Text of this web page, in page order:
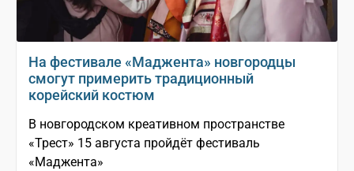
На фестивале «Маджента» новгородцы
смогут примерить традиционный
корейский костюм
В новгородском креативном пространстве
«Трест» 15 августа пройдёт фестиваль
«Маджента»